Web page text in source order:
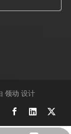
领动 设计